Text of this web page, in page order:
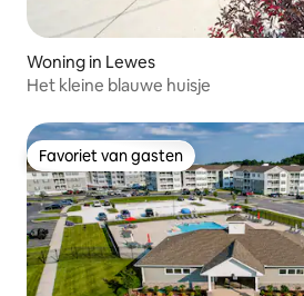
Woning in Lewes
Het kleine blauwe huisje
Favoriet van gasten
Favoriet van gasten